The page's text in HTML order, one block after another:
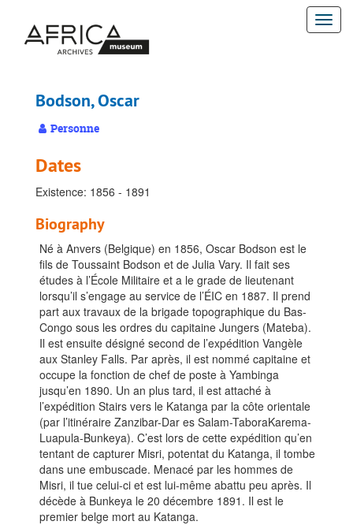
contenu
Bodson, Oscar
Personne
Dates
Existence: 1856 - 1891
Biography
Né à Anvers (Belgique) en 1856, Oscar Bodson est le
fils de Toussaint Bodson et de Julia Vary. Il fait ses
études à l’École Militaire et a le grade de lieutenant
lorsqu’il s’engage au service de l’ÉIC en 1887. Il prend
part aux travaux de la brigade topographique du Bas-
Congo sous les ordres du capitaine Jungers (Mateba).
Il est ensuite désigné second de l’expédition Vangèle
aux Stanley Falls. Par après, il est nommé capitaine et
occupe la fonction de chef de poste à Yambinga
jusqu’en 1890. Un an plus tard, il est attaché à
l’expédition Stairs vers le Katanga par la côte orientale
(par l’itinéraire Zanzibar-Dar es Salam-TaboraKarema-
Luapula-Bunkeya). C’est lors de cette expédition qu’en
tentant de capturer Misri, potentat du Katanga, il tombe
dans une embuscade. Menacé par les hommes de
Misri, il tue celui-ci et est lui-même abattu peu après. Il
décède à Bunkeya le 20 décembre 1891. Il est le
premier belge mort au Katanga.